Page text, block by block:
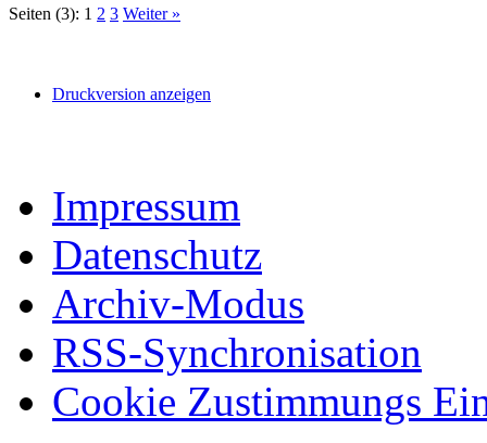
Seiten (3): 1 2 3 Weiter »
Druckversion anzeigen
Impressum
Datenschutz
Archiv-Modus
RSS-Synchronisation
Cookie Zustimmungs